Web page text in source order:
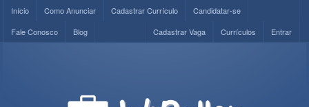
Início Como Anunciar Cadastrar Currículo
Candidatar-se
Fale Conosco
Blog Entrar
Currículos
Cadastrar Vaga